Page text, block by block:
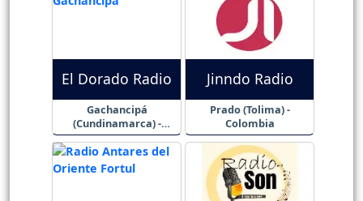
El Dorado Radio
Gachancipá
(Cundinamarca) -
Colombia
Jinndo Radio
Prado (Tolima) -
Colombia